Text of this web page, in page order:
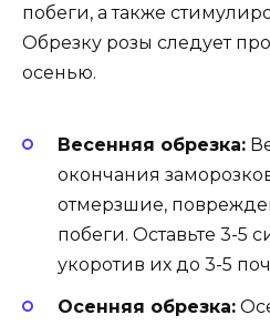
побеги, а также
Обрезку розы следует
осенью.
Весенняя обрезка:
окончания
отмерзшие,
побеги. Оставьте 3-5
укоротив их до 3-5
Осенняя обрезка: